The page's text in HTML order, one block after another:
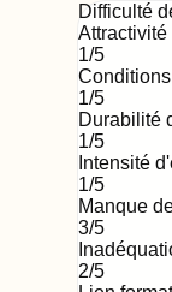
Difficulté
1/5
Conditions
1/5
Durabilité
1/5
Intensité
1/5
Manque
3/5
2/5